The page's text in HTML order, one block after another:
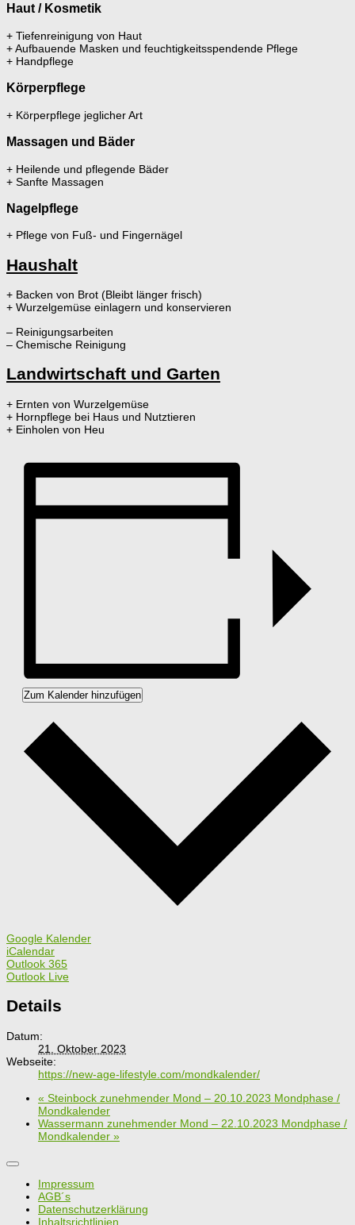
Haut / Kosmetik
+ Tiefenreinigung von Haut
+ Aufbauende Masken und feuchtigkeitsspendende Pflege
+ Handpflege
Körperpflege
+ Körperpflege jeglicher Art
Massagen und Bäder
+ Heilende und pflegende Bäder
+ Sanfte Massagen
Nagelpflege
+ Pflege von Fuß- und Fingernägel
Haushalt
+ Backen von Brot (Bleibt länger frisch)
+ Wurzelgemüse einlagern und konservieren
– Reinigungsarbeiten
– Chemische Reinigung
Landwirtschaft und Garten
+ Ernten von Wurzelgemüse
+ Hornpflege bei Haus und Nutztieren
+ Einholen von Heu
Zum Kalender hinzufügen
Google Kalender
iCalendar
Outlook 365
Outlook Live
Details
Datum:
21. Oktober 2023
Webseite:
https://new-age-lifestyle.com/mondkalender/
« Steinbock zunehmender Mond – 20.10.2023 Mondphase /
Mondkalender
Wassermann zunehmender Mond – 22.10.2023 Mondphase /
Mondkalender »
Impressum
AGB´s
Datenschutzerklärung
Inhaltsrichtlinien